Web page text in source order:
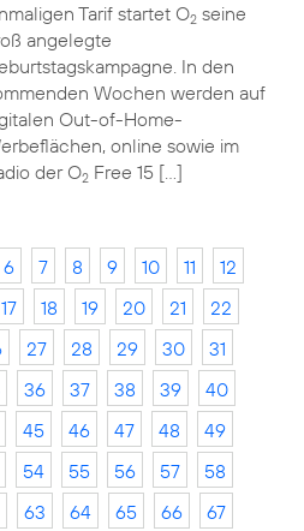
Tarif startet O2seine
angelegte
In den
Wochen werden auf
Out-of-Home-
online sowie im
der O2Free 15 […]
6 7 8 9 10 11
12
17 18 19 20 21
22
27 28 29 30
31
36 37 38 39
40
45 46 47 48
49
54 55 56 57
58
63 64 65 66
67